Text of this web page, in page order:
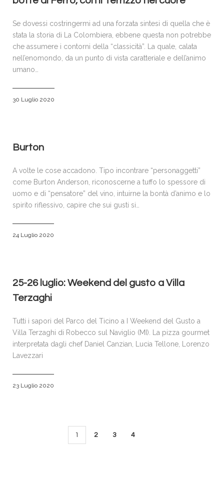
Se dovessi costringermi ad una forzata sintesi di quella che è
stata la storia di La Colombiera, ebbene questa non potrebbe
che assumere i contorni della “classicità”. La quale, calata
nell’enomondo, da un punto di vista caratteriale e dell’animo
umano…
30 Luglio 2020
Burton
A volte le cose accadono. Tipo incontrare “personaggetti”
come Burton Anderson, riconoscerne a tuffo lo spessore di
uomo e di “pensatore” del vino, intuirne la bontà d’animo e lo
spirito riflessivo, capire che sui gusti si…
24 Luglio 2020
25-26 luglio: Weekend del gusto a Villa
Terzaghi
Tutti i sapori del Parco del Ticino a I Weekend del Gusto a
Villa Terzaghi di Robecco sul Naviglio (MI). La pizza gourmet
interpretata dagli chef Daniel Canzian, Lucia Tellone, Lorenzo
Lavezzari
23 Luglio 2020
1 2 3 4